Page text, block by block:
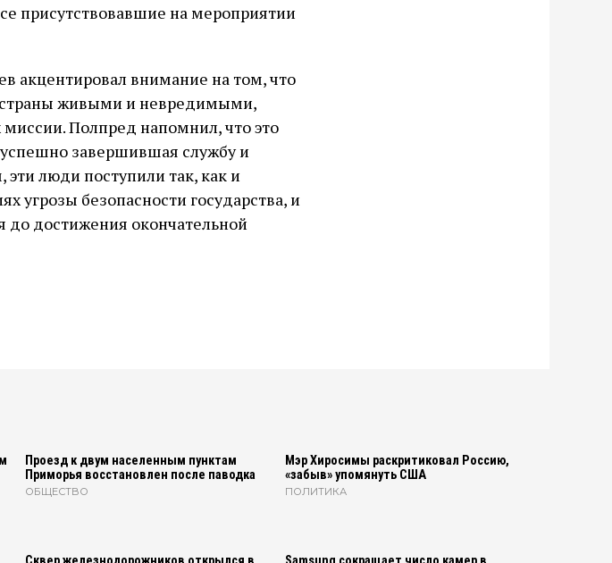
присутствовавшие на мероприятии
акцентировал внимание на том, что
живыми и невредимыми,
Полпред напомнил, что это
завершившая службу и
эти люди поступили так, как и
угрозы безопасности государства, и
до достижения окончательной
Проезд к двум населенным пунктам
Приморья восстановлен после паводка
ОБЩЕСТВО
Мэр Хиросимы раскритиковал Россию,
«забыв» упомянуть США
ПОЛИТИКА